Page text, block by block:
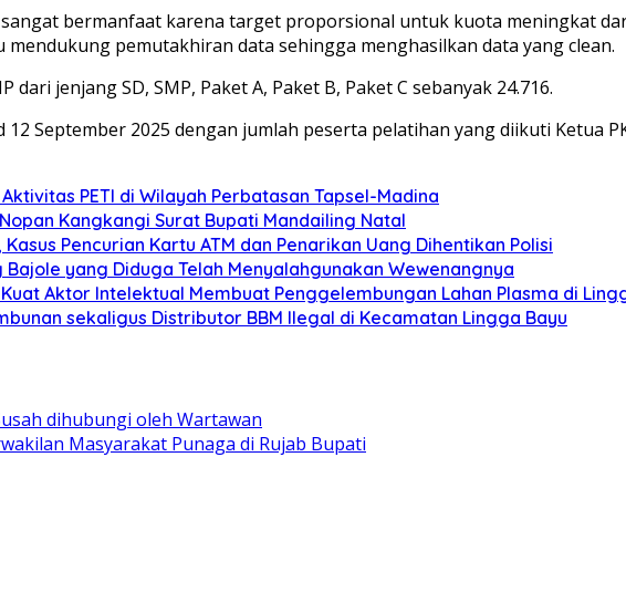
bermanfaat karena target proporsional untuk kuota meningkat
mendukung pemutakhiran data sehingga menghasilkan data yang clean.
jenjang SD, SMP, Paket A, Paket B, Paket C sebanyak 24.716.
September 2025 dengan jumlah peserta pelatihan yang diikuti Ketua
PETI di Wilayah Perbatasan Tapsel-Madina
Kangkangi Surat Bupati Mandailing Natal
Pencurian Kartu ATM dan Penarikan Uang Dihentikan Polisi
yang Diduga Telah Menyalahgunakan Wewenangnya
Aktor Intelektual Membuat Penggelembungan Lahan Plasma di
sekaligus Distributor BBM Ilegal di Kecamatan Lingga Bayu
dihubungi oleh Wartawan
Masyarakat Punaga di Rujab Bupati